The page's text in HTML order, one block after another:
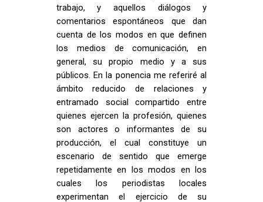
trabajo, y aquellos diálogos y
comentarios espontáneos que dan
cuenta de los modos en que definen
los medios de comunicación, en
general, su propio medio y a sus
públicos. En la ponencia me referiré al
ámbito reducido de relaciones y
entramado social compartido entre
quienes ejercen la profesión, quienes
son actores o informantes de su
producción, el cual constituye un
escenario de sentido que emerge
repetidamente en los modos en los
cuales los periodistas locales
experimentan el ejercicio de su